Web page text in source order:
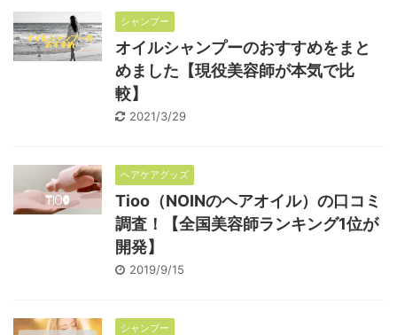
シャンプー
オイルシャンプーのおすすめをまと
めました【現役美容師が本気で比
較】
2021/3/29
ヘアケアグッズ
Tioo（NOINのヘアオイル）の口コミ
調査！【全国美容師ランキング1位が
開発】
2019/9/15
シャンプー